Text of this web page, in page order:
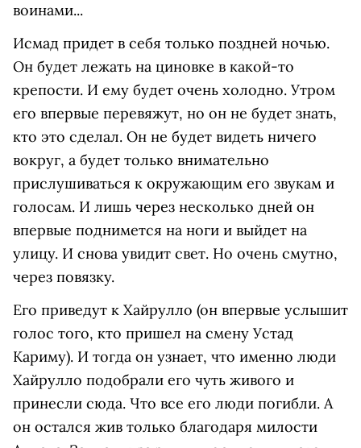
воинами...
Исмад придет в себя только поздней ночью.
Он будет лежать на циновке в какой-то
крепости. И ему будет очень холодно. Утром
его впервые перевяжут, но он не будет знать,
кто это сделал. Он не будет видеть ничего
вокруг, а будет только внимательно
прислушиваться к окружающим его звукам и
голосам. И лишь через несколько дней он
впервые поднимется на ноги и выйдет на
улицу. И снова увидит свет. Но очень смутно,
через повязку.
Его приведут к Хайрулло (он впервые услышит
голос того, кто пришел на смену Устад
Кариму). И тогда он узнает, что именно люди
Хайрулло подобрали его чуть живого и
принесли сюда. Что все его люди погибли. А
он остался жив только благодаря милости